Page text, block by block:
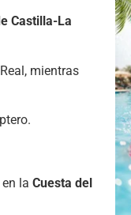
Castilla-La
mientras
en la Cuesta del